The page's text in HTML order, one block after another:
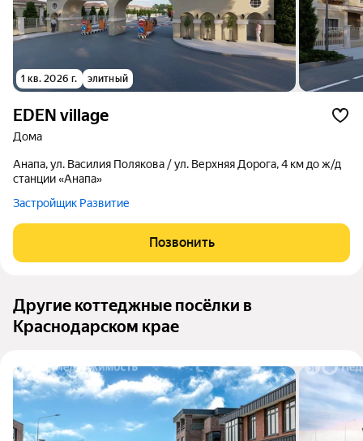
1 кв. 2026 г. элитный
EDEN village
дома
Анапа, ул. Василия Полякова / ул. Верхняя Дорога, 4 км до ж/д
станции «Анапа»
Застройщик Развитие
Позвонить
Другие коттеджные посёлки в
Краснодарском крае